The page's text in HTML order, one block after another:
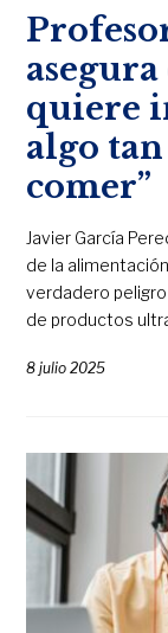
quiere
algo tan
comer”
Javier García
de la
verdadero peligro
de productos
8 julio 2025